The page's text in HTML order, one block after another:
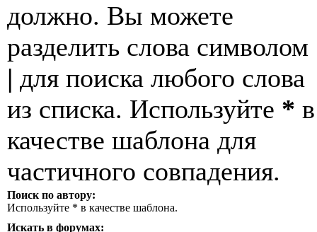
должно. Вы можете
разделить слова символом
| для поиска любого слова
из списка. Используйте * в
качестве шаблона для
частичного совпадения.
Поиск по автору:
Используйте * в качестве шаблона.
Искать в форумах: